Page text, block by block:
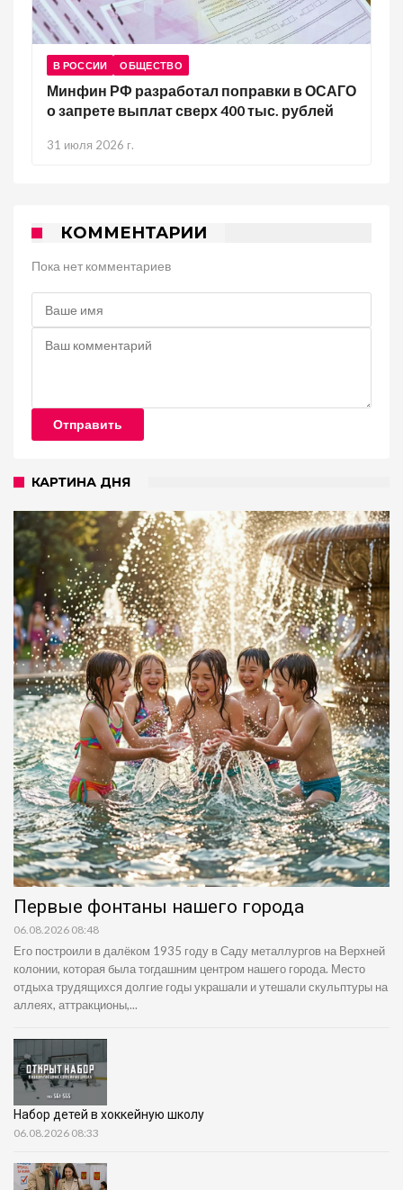
В РОССИИ ОБЩЕСТВО
Минфин РФ разработал поправки в ОСАГО
о запрете выплат сверх 400 тыс. рублей
31 июля 2026 г.
КОММЕНТАРИИ
Пока нет комментариев
Отправить
КАРТИНА ДНЯ
Первые фонтаны нашего города
06.08.2026 08:48
Его построили в далёком 1935 году в Саду металлургов на Верхней
колонии, которая была тогдашним центром нашего города. Место
отдыха трудящихся долгие годы украшали и утешали скульптуры на
аллеях, аттракционы,...
Набор детей в хоккейную школу
06.08.2026 08:33